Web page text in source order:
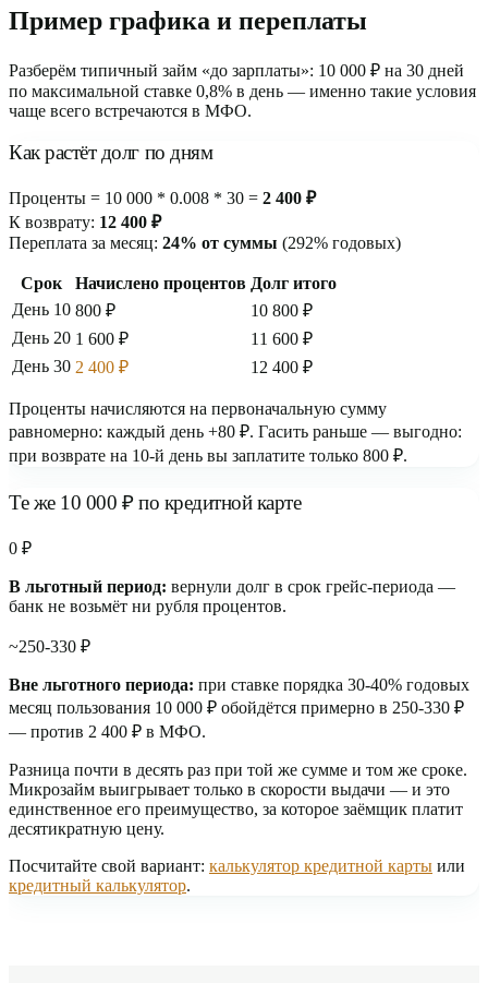
Пример графика и переплаты
Разберём типичный займ «до зарплаты»: 10 000 ₽ на 30 дней
по максимальной ставке 0,8% в день — именно такие условия
чаще всего встречаются в МФО.
Как растёт долг по дням
Проценты = 10 000 * 0.008 * 30 = 2 400 ₽
К возврату: 12 400 ₽
Переплата за месяц: 24% от суммы (292% годовых)
Срок Начислено процентов Долг итого
День 10 800 ₽
10 800 ₽
День 20 1 600 ₽
11 600 ₽
День 30 2 400 ₽ 12 400 ₽
Проценты начисляются на первоначальную сумму
равномерно: каждый день +80 ₽. Гасить раньше — выгодно:
при возврате на 10-й день вы заплатите только 800 ₽.
Те же 10 000 ₽ по кредитной карте
0 ₽
В льготный период: вернули долг в срок грейс-периода —
банк не возьмёт ни рубля процентов.
~250-330 ₽
Вне льготного периода: при ставке порядка 30-40% годовых
месяц пользования 10 000 ₽ обойдётся примерно в 250-330 ₽
— против 2 400 ₽ в МФО.
Разница почти в десять раз при той же сумме и том же сроке.
Микрозайм выигрывает только в скорости выдачи — и это
единственное его преимущество, за которое заёмщик платит
десятикратную цену.
Посчитайте свой вариант: калькулятор кредитной карты или
кредитный калькулятор.